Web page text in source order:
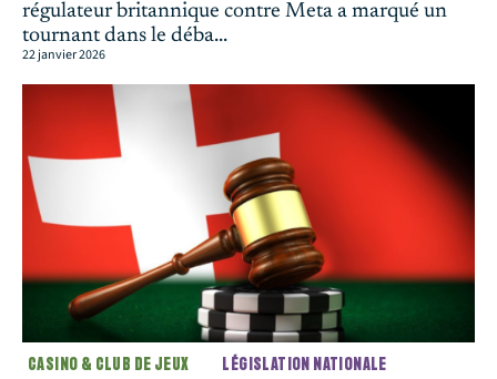
régulateur britannique contre Meta a marqué un
tournant dans le déba...
22 janvier 2026
CASINO & CLUB DE JEUX LÉGISLATION NATIONALE